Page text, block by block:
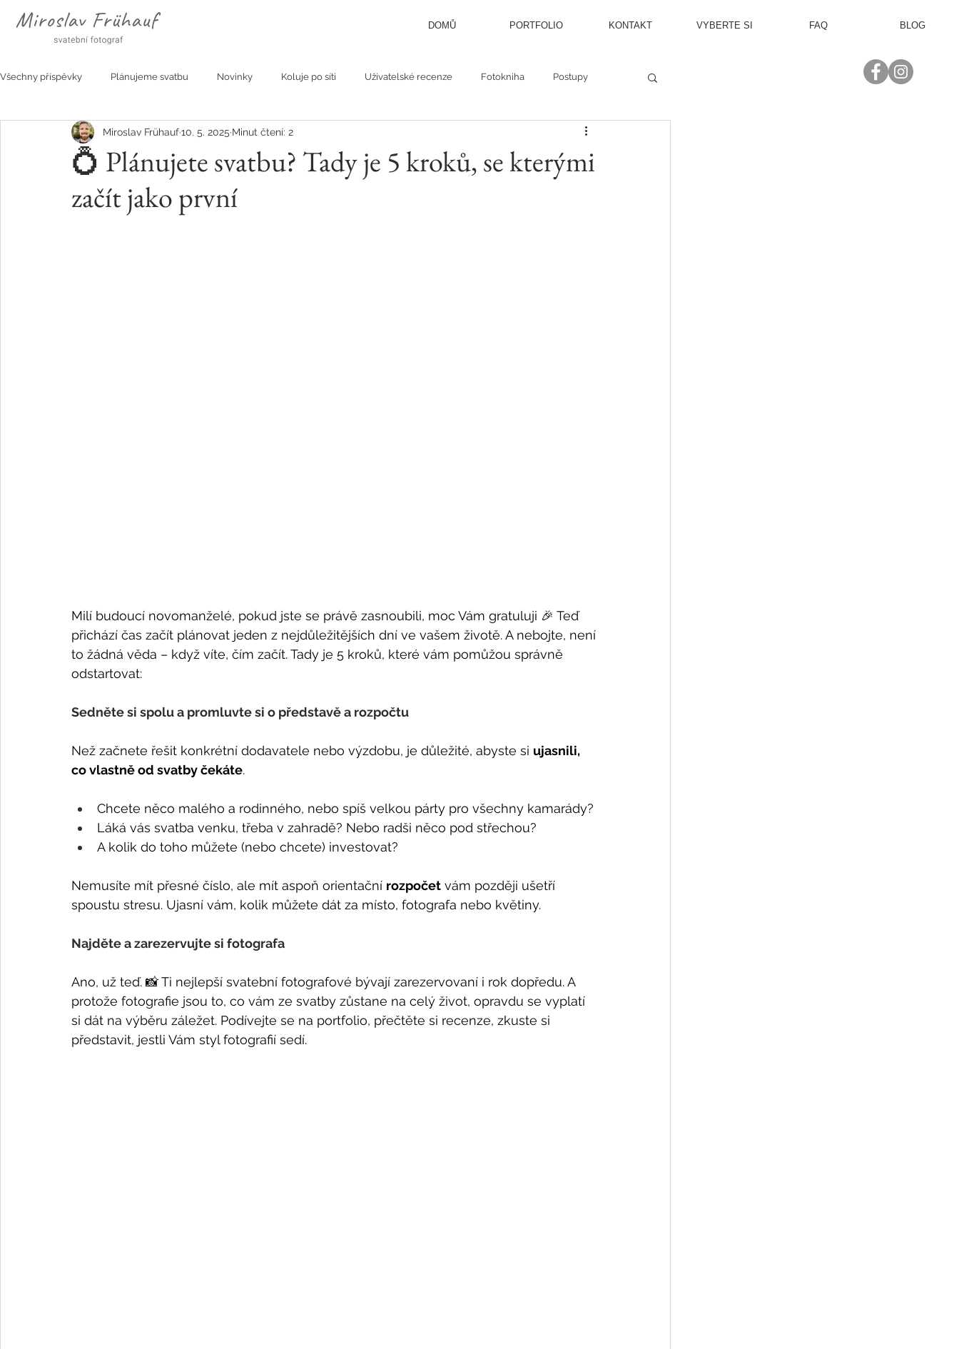
DOMŮ PORTFOLIO KONTAKT VYBERTE SI FAQ BLOG
Všechny příspěvky Plánujeme svatbu Novinky Koluje po síti Uživatelské recenze Fotokniha Postupy
Tipy na výlet Aktuální nabídka Zajímavosti
💍 Plánujete svatbu? Tady je 5 kroků, se kterými
začít jako první
Miroslav Frühauf10. 5. 2025 Minut čtení: 2
Milí budoucí novomanželé, pokud jste se právě zasnoubili, moc Vám gratuluji 🎉 Teď
přichází čas začít plánovat jeden z nejdůležitějších dní ve vašem životě. A nebojte, není
to žádná věda – když víte, čím začít. Tady je 5 kroků, které vám pomůžou správně
odstartovat:
Sedněte si spolu a promluvte si o představě a rozpočtu
Než začnete řešit konkrétní dodavatele nebo výzdobu, je důležité, abyste si ujasnili,
co vlastně od svatby čekáte.
Chcete něco malého a rodinného, nebo spíš velkou párty pro všechny kamarády?
Láká vás svatba venku, třeba v zahradě? Nebo radši něco pod střechou?
A kolik do toho můžete (nebo chcete) investovat?
Nemusíte mít přesné číslo, ale mít aspoň orientační rozpočet vám později ušetří
spoustu stresu. Ujasní vám, kolik můžete dát za místo, fotografa nebo květiny.
Najděte a zarezervujte si fotografa
Ano, už teď. 📸 Ti nejlepší svatební fotografové bývají zarezervovaní i rok dopředu. A
protože fotografie jsou to, co vám ze svatby zůstane na celý život, opravdu se vyplatí
si dát na výběru záležet. Podívejte se na portfolio, přečtěte si recenze, zkuste si
představit, jestli Vám styl fotografií sedí.